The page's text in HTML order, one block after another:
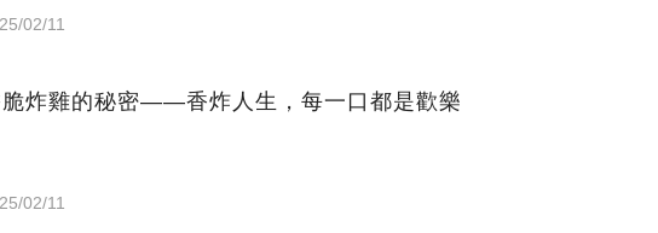
02/11
炸雞的秘密——香炸人生，每一口都是歡樂
02/11